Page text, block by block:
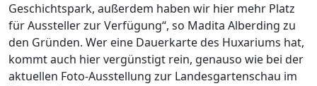
Geschichtspark, außerdem haben wir hier mehr Platz
für Aussteller zur Verfügung“, so Madita Alberding zu
den Gründen. Wer eine Dauerkarte des Huxariums hat,
kommt auch hier vergünstigt rein, genauso wie bei der
aktuellen Foto-Ausstellung zur Landesgartenschau im